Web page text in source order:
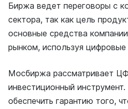
Биржа ведет переговоры с
сектора, так как цель
основные средства
рынком, используя цифровые
Мосбиржа рассматривает
инвестиционный
обеспечить гарантию того,